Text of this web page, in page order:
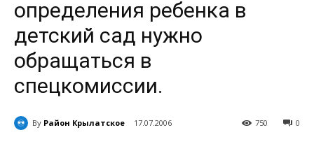
определения ребенка в
детский сад нужно
обращаться в
спецкомиссии.
By Район Крылатское 17.07.2006 0
750